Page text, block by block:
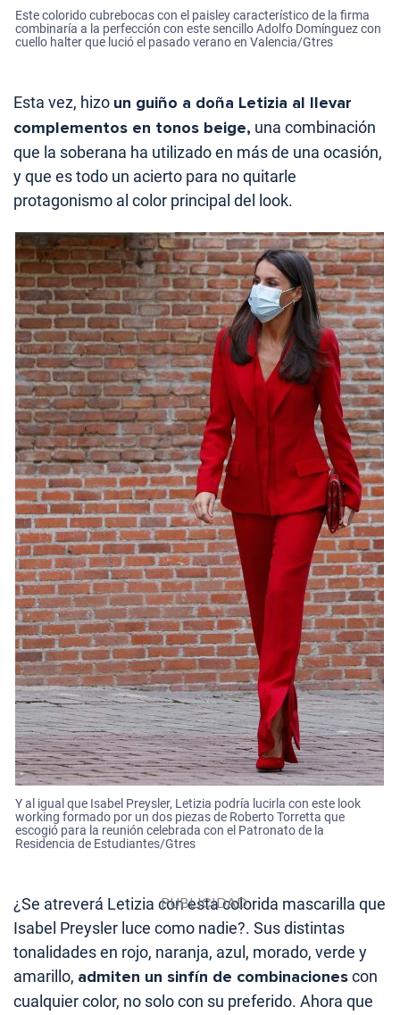
Este colorido cubrebocas con el paisley característico de la firma
combinaría a la perfección con este sencillo Adolfo Domínguez con
cuello halter que lució el pasado verano en Valencia/Gtres
Esta vez, hizo un guiño a doña Letizia al llevar
complementos en tonos beige, una combinación
que la soberana ha utilizado en más de una ocasión,
y que es todo un acierto para no quitarle
protagonismo al color principal del look.
Y al igual que Isabel Preysler, Letizia podría lucirla con este look
working formado por un dos piezas de Roberto Torretta que
escogió para la reunión celebrada con el Patronato de la
Residencia de Estudiantes/Gtres
¿Se atreverá Letizia con esta colorida mascarilla que
Isabel Preysler luce como nadie?. Sus distintas
tonalidades en rojo, naranja, azul, morado, verde y
amarillo, admiten un sinfín de combinacionescon
cualquier color, no solo con su preferido. Ahora que